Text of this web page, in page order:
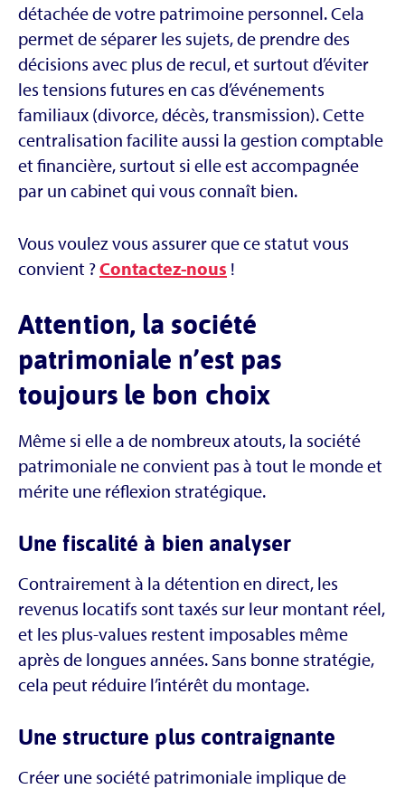
détachée de votre patrimoine personnel. Cela
permet de séparer les sujets, de prendre des
décisions avec plus de recul, et surtout d’éviter
les tensions futures en cas d’événements
familiaux (divorce, décès, transmission). Cette
centralisation facilite aussi la gestion comptable
et financière, surtout si elle est accompagnée
par un cabinet qui vous connaît bien.
Vous voulez vous assurer que ce statut vous
convient ?Contactez-nous !
Attention, la société
patrimoniale n’est pas
toujours le bon choix
Même si elle a de nombreux atouts, la société
patrimoniale ne convient pas à tout le monde et
mérite une réflexion stratégique.
Une fiscalité à bien analyser
Contrairement à la détention en direct, les
revenus locatifs sont taxés sur leur montant réel,
et les plus-values restent imposables même
après de longues années. Sans bonne stratégie,
cela peut réduire l’intérêt du montage.
Une structure plus contraignante
Créer une société patrimoniale implique de